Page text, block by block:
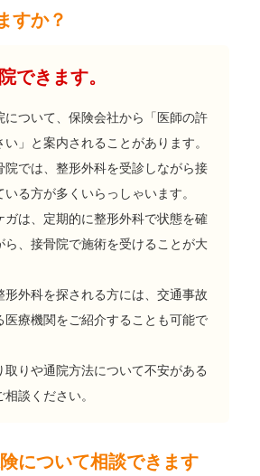
すか？
できます。
について、保険会社から「医師の許
」と案内されることがあります。
院では、整形外科を受診しながら接
る方が多くいらっしゃいます。
ガは、定期的に整形外科で状態を確
ら、接骨院で施術を受けることが大
形外科を探される方には、交通事故
医療機関をご紹介することも可能で
取りや通院方法について不安がある
談ください。
について相談できます